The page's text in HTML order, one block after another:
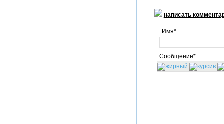
написать
Имя*:
Сообщение*